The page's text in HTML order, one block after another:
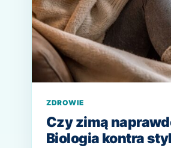
ZDROWIE
Czy zimą
Biologia kontra